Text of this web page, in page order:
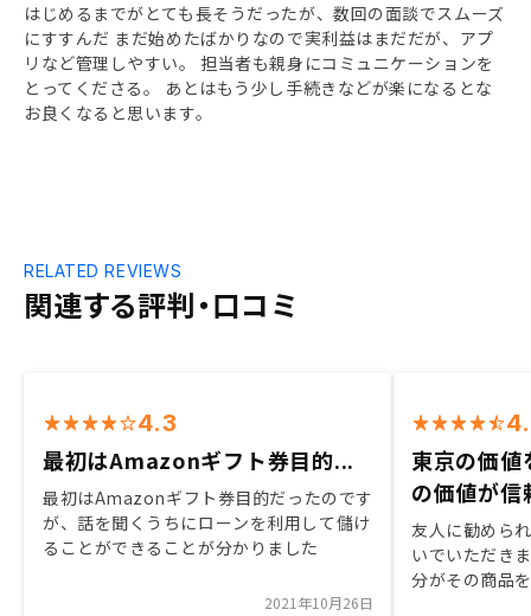
はじめるまでがとても長そうだったが、数回の面談でスムーズ
にすすんだ まだ始めたばかりなので実利益はまだだが、アプ
リなど管理しやすい。 担当者も親身にコミュニケーションを
とってくださる。 あとはもう少し手続きなどが楽になるとな
お良くなると思います。
関連する評判・口コミ
RELATED REVIEWS
4.3
最初はAmazonギフト券目的...
最初はAmazonギフト券目的だったのです
が、話を聞くうちにローンを利用して儲け
ることができることが分かりました
2021年10月26日
東京の価値
の価値が信
友人に勧めら
いでいただき
分がその商品